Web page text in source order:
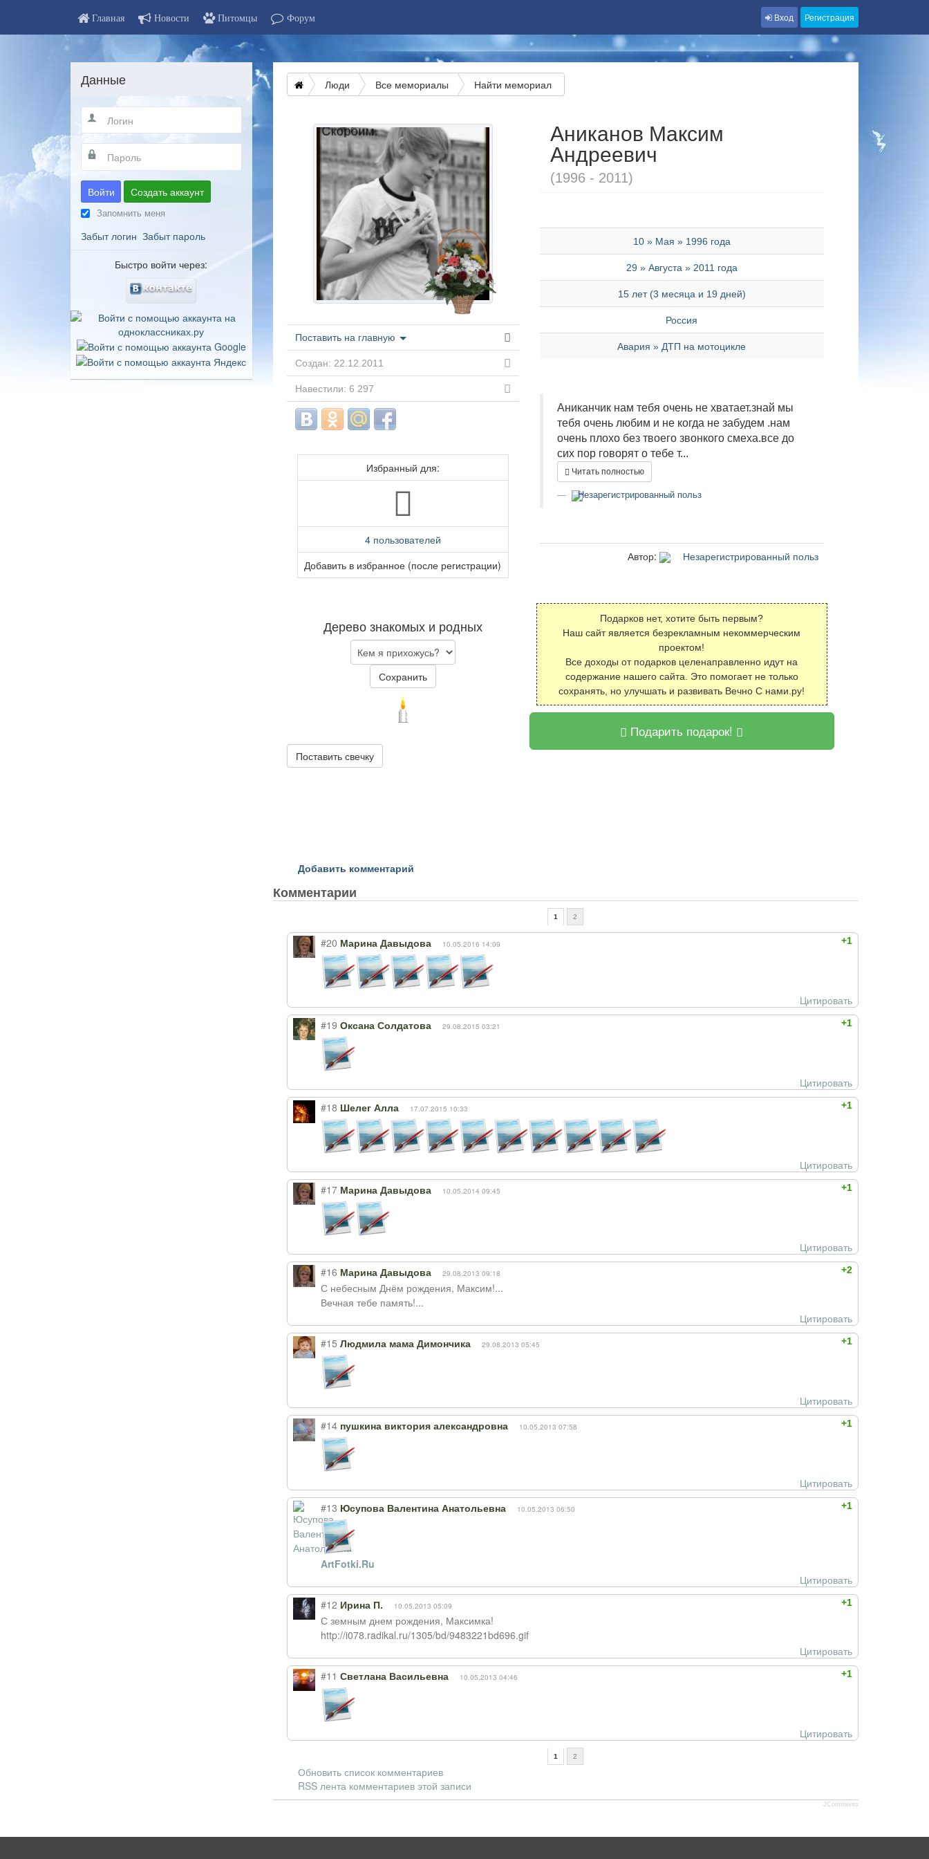
Главная Новости Питомцы Форум Вход Регистрация
Люди Все мемориалы Найти мемориал
Поставить на главную
Создан: 22.12.2011
Навестили: 6 297
Избранный для:
4 пользователей
Добавить в избранное (после регистрации)
Дерево знакомых и родных
Сохранить
Поставить свечку
Аниканов Максим
Андреевич
(1996 - 2011)
10 » Мая » 1996 года
29 » Августа » 2011 года
15 лет (3 месяца и 19 дней)
Россия
Авария » ДТП на мотоцикле
Аниканчик нам тебя очень не хватает.знай мы
тебя очень любим и не когда не забудем .нам
очень плохо без твоего звонкого смеха.все до
сих пор говорят о тебе т...
Читать полностью
Незарегистрированный польз
Автор: Незарегистрированный польз
Подарков нет, хотите быть первым?
Наш сайт является безрекламным некоммерческим
проектом!
Все доходы от подарков целенаправленно идут на
содержание нашего сайта. Это помогает не только
сохранять, но улучшать и развивать Вечно С нами.ру!
Подарить подарок!
Добавить комментарий
Комментарии
1 2
+1
#20 Марина Давыдова 10.05.2016 14:09
Цитировать
+1
#19 Оксана Солдатова 29.08.2015 03:21
Цитировать
+1
#18 Шелег Алла 17.07.2015 10:33
Цитировать
+1
#17 Марина Давыдова 10.05.2014 09:45
Цитировать
+2
#16 Марина Давыдова 29.08.2013 09:18
С небесным Днём рождения, Максим!...
Вечная тебе память!...
Цитировать
+1
#15 Людмила мама Димончика 29.08.2013 05:45
Цитировать
+1
#14 пушкина виктория александровна 10.05.2013 07:58
Цитировать
+1
#13 Юсупова Валентина Анатольевна 10.05.2013 06:50
ArtFotki.Ru
Цитировать
+1
#12 Ирина П. 10.05.2013 05:09
С земным днем рождения, Максимка!
http://i078.radikal.ru/1305/bd/9483221bd696.gif
Цитировать
+1
#11 Светлана Васильевна 10.05.2013 04:46
Цитировать
1 2
Обновить список комментариев
RSS лента комментариев этой записи
JComments
Данные
Войти Создать аккаунт
Запомнить меня
Забыт логин Забыт пароль
Быстро войти через: